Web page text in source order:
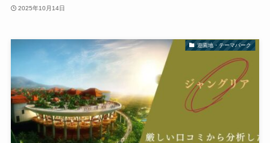
2025年10月14日
遊園地・テーマパーク